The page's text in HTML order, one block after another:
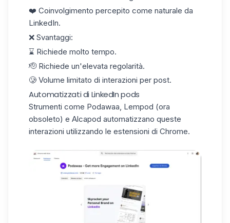
❤️ Coinvolgimento percepito come naturale da
LinkedIn.
❌ Svantaggi:
⌛️ Richiede molto tempo.
🫡 Richiede un'elevata regolarità.
🥲 Volume limitato di interazioni per post.
Automatizzati di LinkedIn pods
Strumenti come Podawaa, Lempod (ora
obsoleto) e Alcapod automatizzano queste
interazioni utilizzando le estensioni di Chrome.